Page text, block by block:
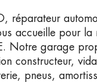
réparateur
accueille pour
Notre garage
constructeur,
pneus,